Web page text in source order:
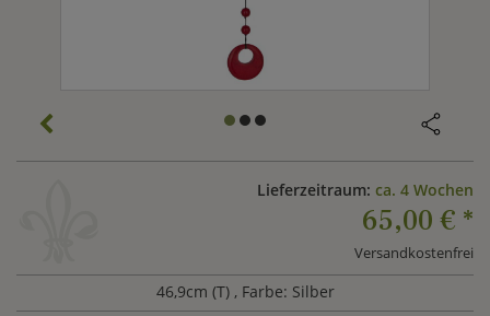
Lieferzeitraum: ca. 4 Wochen
65,00 € *
Versandkostenfrei
46,9cm (T) , Farbe: Silber